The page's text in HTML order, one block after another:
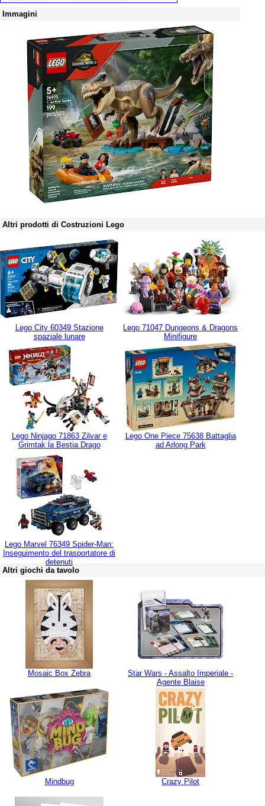
Immagini
Altri prodotti di Costruzioni Lego
Lego City 60349 Stazione
spaziale lunare
Lego 71047 Dungeons & Dragons
Minifigure
Lego Ninjago 71863 Zilvar e
Grimtak la Bestia Drago
Lego One Piece 75638 Battaglia
ad Arlong Park
Lego Marvel 76349 Spider-Man:
Inseguimento del trasportatore di
detenuti
Altri giochi da tavolo
Mosaic Box Zebra
Star Wars - Assalto Imperiale -
Agente Blaise
Mindbug Crazy Pilot